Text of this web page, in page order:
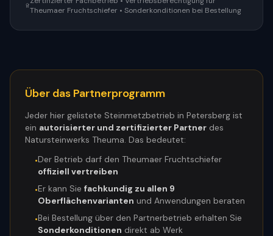
Theumaer Fruchtschiefer • Sonderkonditionen bei Bestellung
Über das Partnerprogramm
Jeder hier gelistete Steinmetzbetrieb in Petersberg ist
ein autorisierter und zertifizierter Partner des
Natursteinwerks Theuma. Das bedeutet:
•Der Betrieb darf den Theumaer Fruchtschiefer
offiziell vertreiben
•Er kann Sie fachkundig zu allen 9
Oberflächenvarianten und Anwendungen beraten
•Bei Bestellung über den Partnerbetrieb erhalten Sie
Sonderkonditionen direkt ab Werk